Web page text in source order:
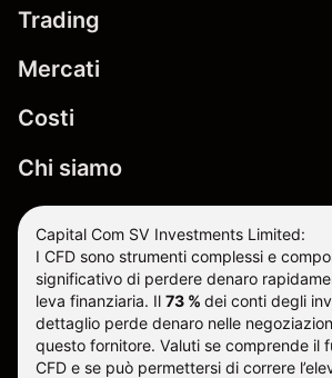
Trading
Mercati
Costi
Chi siamo
Capital Com SV Investments Limited:
I CFD sono strumenti complessi e
significativo di perdere denaro
leva finanziaria. Il 73 % dei conti degli
dettaglio perde denaro nelle
questo fornitore. Valuti se comprende il
CFD e se può permettersi di correre